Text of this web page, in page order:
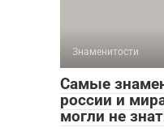
Знаменитости
Самые
россии и
могли не